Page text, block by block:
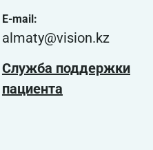
E-mail:
almaty@vision.kz
Служба поддержки
пациента